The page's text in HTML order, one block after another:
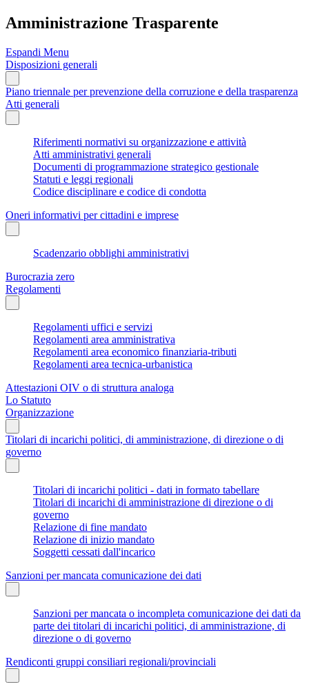
Amministrazione Trasparente
Espandi Menu
Disposizioni generali
Piano triennale per prevenzione della corruzione e della trasparenza
Atti generali
Riferimenti normativi su organizzazione e attività
Atti amministrativi generali
Documenti di programmazione strategico gestionale
Statuti e leggi regionali
Codice disciplinare e codice di condotta
Oneri informativi per cittadini e imprese
Scadenzario obblighi amministrativi
Burocrazia zero
Regolamenti
Regolamenti uffici e servizi
Regolamenti area amministrativa
Regolamenti area economico finanziaria-tributi
Regolamenti area tecnica-urbanistica
Attestazioni OIV o di struttura analoga
Lo Statuto
Organizzazione
Titolari di incarichi politici, di amministrazione, di direzione o di
governo
Titolari di incarichi politici - dati in formato tabellare
Titolari di incarichi di amministrazione di direzione o di
governo
Relazione di fine mandato
Relazione di inizio mandato
Soggetti cessati dall'incarico
Sanzioni per mancata comunicazione dei dati
Sanzioni per mancata o incompleta comunicazione dei dati da
parte dei titolari di incarichi politici, di amministrazione, di
direzione o di governo
Rendiconti gruppi consiliari regionali/provinciali